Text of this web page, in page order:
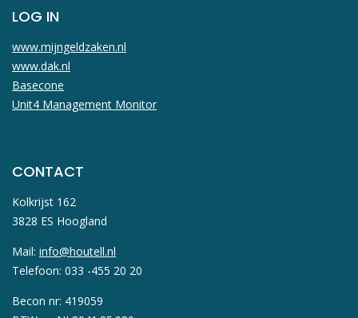
LOG IN
www.mijngeldzaken.nl
www.dak.nl
Basecone
Unit4 Management Monitor
CONTACT
Kolkrijst 162
3828 ES Hoogland
Mail: info@houtell.nl
Telefoon: 033 -455 20 20
Becon nr: 419059